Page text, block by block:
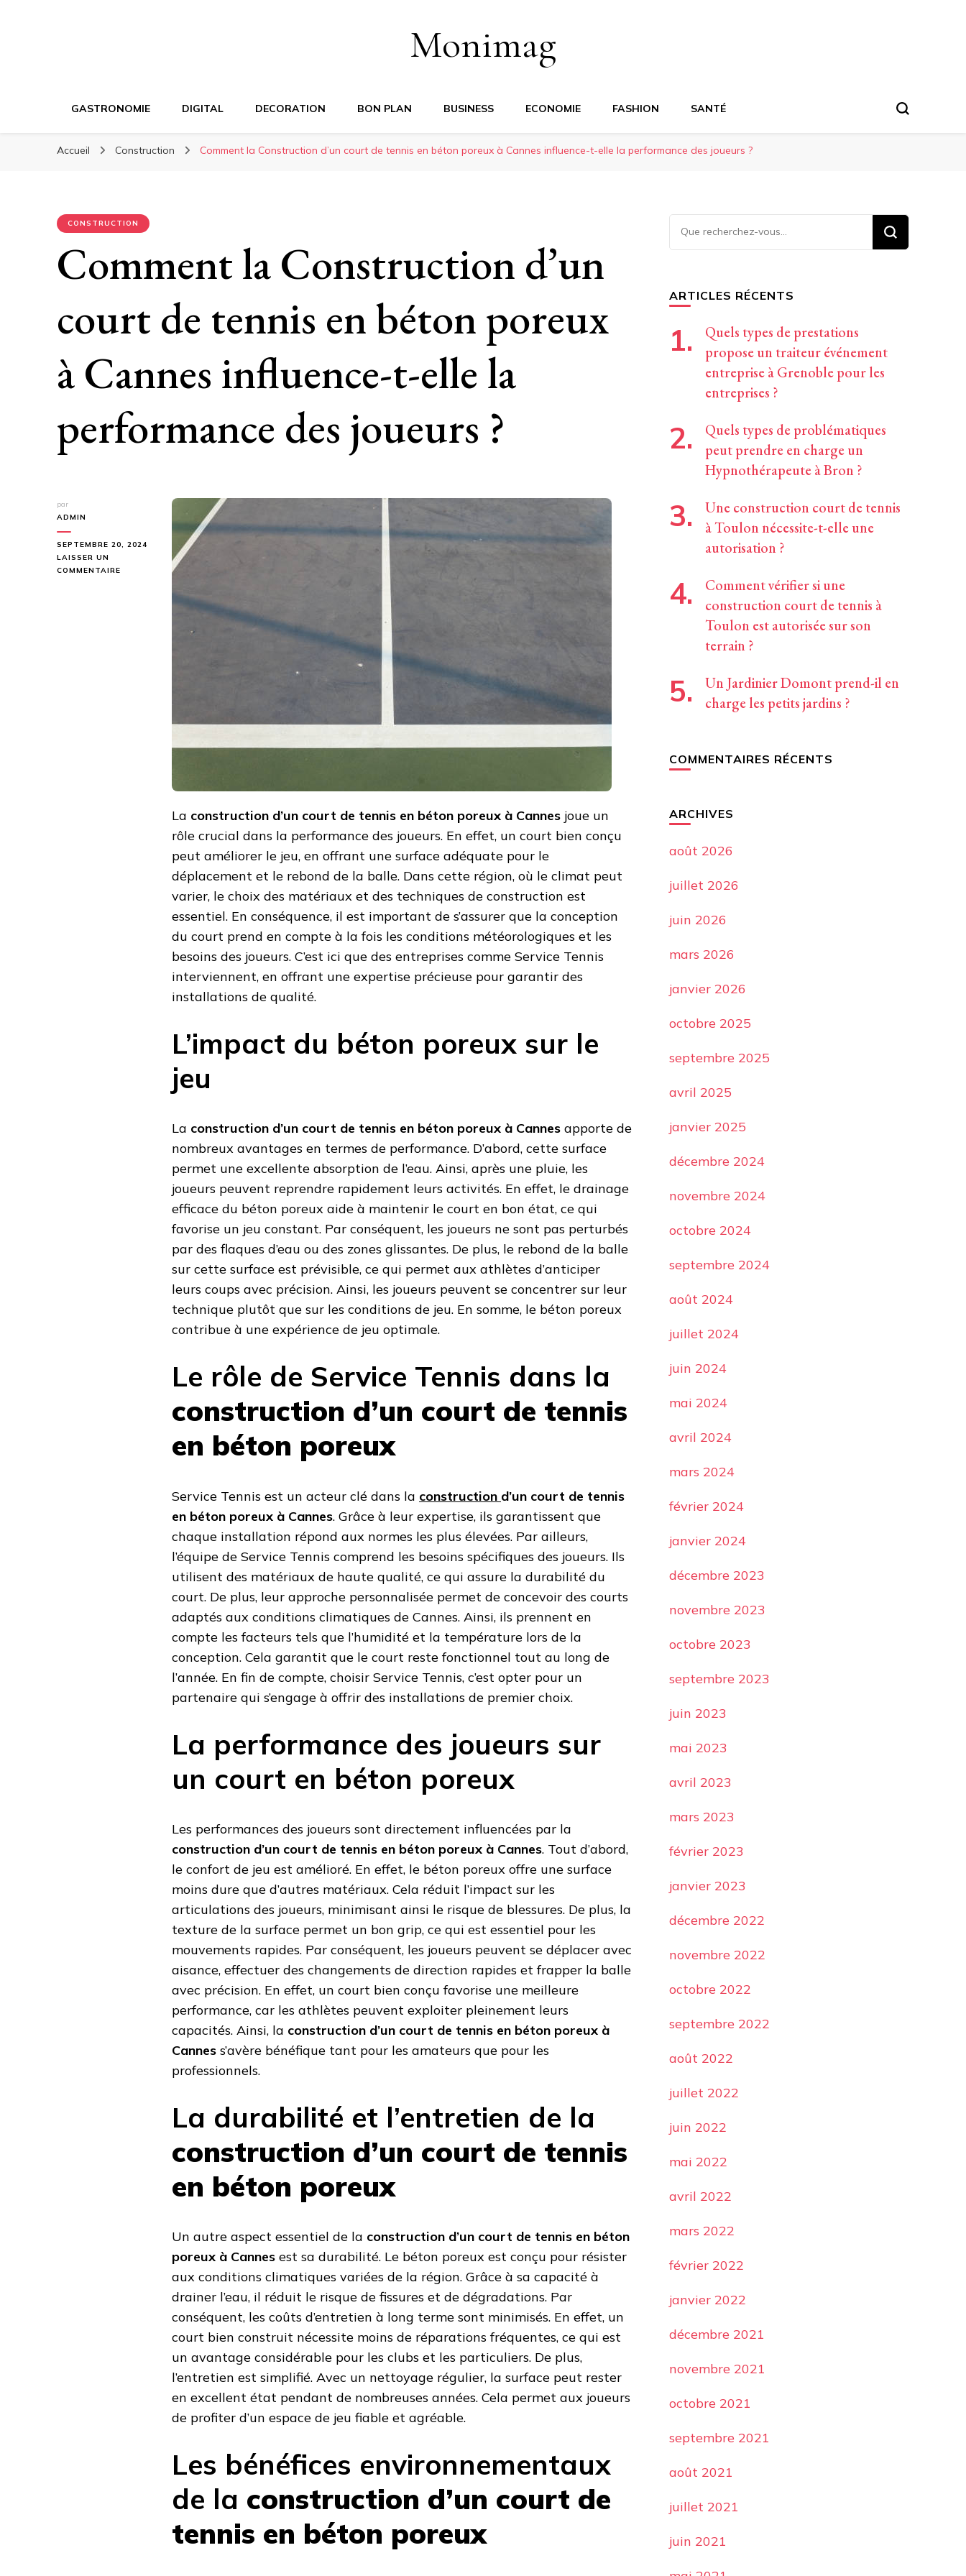
Monimag
GASTRONOMIE DIGITAL DECORATION BON PLAN BUSINESS ECONOMIE FASHION SANTÉ
Accueil Construction Comment la Construction d’un court de tennis en béton poreux à Cannes influence-t-elle la performance des joueurs ?
CONSTRUCTION
Comment la Construction d’un
court de tennis en béton poreux
à Cannes influence-t-elle la
performance des joueurs ?
par
ADMIN
SEPTEMBRE 20, 2024
LAISSER UN
COMMENTAIRE
CONSTRUCTION
PERFORMANCE
La construction d’un court de tennis en béton poreux à Cannes joue un
rôle crucial dans la performance des joueurs. En effet, un court bien conçu
peut améliorer le jeu, en offrant une surface adéquate pour le
déplacement et le rebond de la balle. Dans cette région, où le climat peut
varier, le choix des matériaux et des techniques de construction est
essentiel. En conséquence, il est important de s’assurer que la conception
du court prend en compte à la fois les conditions météorologiques et les
besoins des joueurs. C’est ici que des entreprises comme Service Tennis
interviennent, en offrant une expertise précieuse pour garantir des
installations de qualité.
L’impact du béton poreux sur le
jeu
La construction d’un court de tennis en béton poreux à Cannes apporte de
nombreux avantages en termes de performance. D’abord, cette surface
permet une excellente absorption de l’eau. Ainsi, après une pluie, les
joueurs peuvent reprendre rapidement leurs activités. En effet, le drainage
efficace du béton poreux aide à maintenir le court en bon état, ce qui
favorise un jeu constant. Par conséquent, les joueurs ne sont pas perturbés
par des flaques d’eau ou des zones glissantes. De plus, le rebond de la balle
sur cette surface est prévisible, ce qui permet aux athlètes d’anticiper
leurs coups avec précision. Ainsi, les joueurs peuvent se concentrer sur leur
technique plutôt que sur les conditions de jeu. En somme, le béton poreux
contribue à une expérience de jeu optimale.
Le rôle de Service Tennis dans la
construction d’un court de tennis
en béton poreux
Service Tennis est un acteur clé dans la construction d’un court de tennis
en béton poreux à Cannes. Grâce à leur expertise, ils garantissent que
chaque installation répond aux normes les plus élevées. Par ailleurs,
l’équipe de Service Tennis comprend les besoins spécifiques des joueurs. Ils
utilisent des matériaux de haute qualité, ce qui assure la durabilité du
court. De plus, leur approche personnalisée permet de concevoir des courts
adaptés aux conditions climatiques de Cannes. Ainsi, ils prennent en
compte les facteurs tels que l’humidité et la température lors de la
conception. Cela garantit que le court reste fonctionnel tout au long de
l’année. En fin de compte, choisir Service Tennis, c’est opter pour un
partenaire qui s’engage à offrir des installations de premier choix.
La performance des joueurs sur
un court en béton poreux
Les performances des joueurs sont directement influencées par la
construction d’un court de tennis en béton poreux à Cannes. Tout d’abord,
le confort de jeu est amélioré. En effet, le béton poreux offre une surface
moins dure que d’autres matériaux. Cela réduit l’impact sur les
articulations des joueurs, minimisant ainsi le risque de blessures. De plus, la
texture de la surface permet un bon grip, ce qui est essentiel pour les
mouvements rapides. Par conséquent, les joueurs peuvent se déplacer avec
aisance, effectuer des changements de direction rapides et frapper la balle
avec précision. En effet, un court bien conçu favorise une meilleure
performance, car les athlètes peuvent exploiter pleinement leurs
capacités. Ainsi, la construction d’un court de tennis en béton poreux à
Cannes s’avère bénéfique tant pour les amateurs que pour les
professionnels.
La durabilité et l’entretien de la
construction d’un court de tennis
en béton poreux
Un autre aspect essentiel de la construction d’un court de tennis en béton
poreux à Cannes est sa durabilité. Le béton poreux est conçu pour résister
aux conditions climatiques variées de la région. Grâce à sa capacité à
drainer l’eau, il réduit le risque de fissures et de dégradations. Par
conséquent, les coûts d’entretien à long terme sont minimisés. En effet, un
court bien construit nécessite moins de réparations fréquentes, ce qui est
un avantage considérable pour les clubs et les particuliers. De plus,
l’entretien est simplifié. Avec un nettoyage régulier, la surface peut rester
en excellent état pendant de nombreuses années. Cela permet aux joueurs
de profiter d’un espace de jeu fiable et agréable.
Les bénéfices environnementaux
de la construction d’un court de
tennis en béton poreux
Vous
recherchiez
ARTICLES RÉCENTS
Quels types de prestations
propose un traiteur événement
entreprise à Grenoble pour les
entreprises ?
Quels types de problématiques
peut prendre en charge un
Hypnothérapeute à Bron ?
Une construction court de tennis
à Toulon nécessite-t-elle une
autorisation ?
Comment vérifier si une
construction court de tennis à
Toulon est autorisée sur son
terrain ?
Un Jardinier Domont prend-il en
charge les petits jardins ?
COMMENTAIRES RÉCENTS
ARCHIVES
août 2026
juillet 2026
juin 2026
mars 2026
janvier 2026
octobre 2025
septembre 2025
avril 2025
janvier 2025
décembre 2024
novembre 2024
octobre 2024
septembre 2024
août 2024
juillet 2024
juin 2024
mai 2024
avril 2024
mars 2024
février 2024
janvier 2024
décembre 2023
novembre 2023
octobre 2023
septembre 2023
juin 2023
mai 2023
avril 2023
mars 2023
février 2023
janvier 2023
décembre 2022
novembre 2022
octobre 2022
septembre 2022
août 2022
juillet 2022
juin 2022
mai 2022
avril 2022
mars 2022
février 2022
janvier 2022
décembre 2021
novembre 2021
octobre 2021
septembre 2021
août 2021
juillet 2021
juin 2021